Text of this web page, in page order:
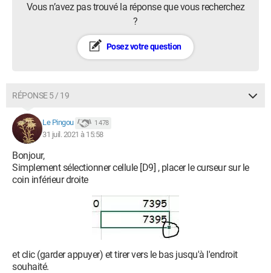
Vous n’avez pas trouvé la réponse que vous recherchez
?
Posez votre question
RÉPONSE 5 / 19
Le Pingou 1 478
31 juil. 2021 à 15:58
Bonjour,
Simplement sélectionner cellule [D9] , placer le curseur sur le
coin inférieur droite
et clic (garder appuyer) et tirer vers le bas jusqu'à l'endroit
souhaité.